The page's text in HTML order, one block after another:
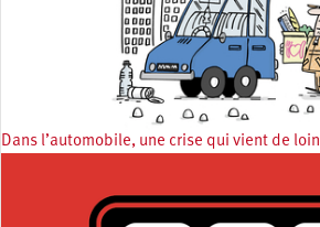
Dans l’automobile, une crise qui vient de loin